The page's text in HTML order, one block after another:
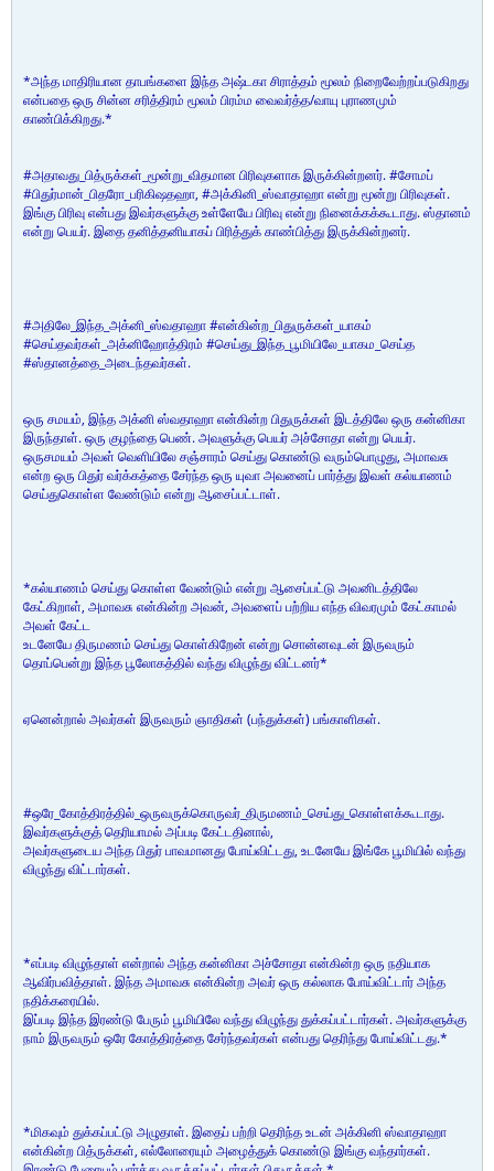
*அந்த மாதிரியான தாபங்களை இந்த அஷ்டகா சிராத்தம் மூலம் நிறைவேற்றப்படுகிறது
என்பதை ஒரு சின்ன சரித்திரம் மூலம் பிரம்ம வைவர்த்த/வாயு புராணமும்
காண்பிக்கிறது.*
#அதாவது_பித்ருக்கள்_மூன்று_விதமான பிரிவுகளாக இருக்கின்றனர். #சோமப்
#பிதுர்மான்_பிதரோ_பரிகிஷதஹா, #அக்கினி_ஸ்வாதாஹா என்று மூன்று பிரிவுகள்.
இங்கு பிரிவு என்பது இவர்களுக்கு உள்ளேயே பிரிவு என்று நினைக்கக்கூடாது. ஸ்தானம்
என்று பெயர். இதை தனித்தனியாகப் பிரித்துக் காண்பித்து இருக்கின்றனர்.
#அதிலே_இந்த_அக்னி_ஸ்வதாஹா #என்கின்ற_பிதுருக்கள்_யாகம்
#செய்தவர்கள்_அக்னிஹோத்திரம் #செய்து_இந்த_பூமியிலே_யாகம_செய்த
#ஸ்தானத்தை_அடைந்தவர்கள்.
ஒரு சமயம், இந்த அக்னி ஸ்வதாஹா என்கின்ற பிதுருக்கள் இடத்திலே ஒரு கன்னிகா
இருந்தாள். ஒரு குழந்தை பெண். அவளுக்கு பெயர் அச்சோதா என்று பெயர்.
ஒருசமயம் அவள் வெளியிலே சஞ்சாரம் செய்து கொண்டு வரும்பொழுது, அமாவசு
என்ற ஒரு பிதுர் வர்க்கத்தை சேர்ந்த ஒரு யுவா அவனைப் பார்த்து இவள் கல்யாணம்
செய்துகொள்ள வேண்டும் என்று ஆசைப்பட்டாள்.
*கல்யாணம் செய்து கொள்ள வேண்டும் என்று ஆசைப்பட்டு அவனிடத்திலே
கேட்கிறாள், அமாவசு என்கின்ற அவன், அவளைப் பற்றிய எந்த விவரமும் கேட்காமல்
அவள் கேட்ட
உடனேயே திருமணம் செய்து கொள்கிறேன் என்று சொன்னவுடன் இருவரும்
தொப்பென்று இந்த பூலோகத்தில் வந்து விழுந்து விட்டனர்*
ஏனென்றால் அவர்கள் இருவரும் ஞாதிகள் (பந்துக்கள்) பங்காளிகள்.
#ஒரே_கோத்திரத்தில்_ஒருவருக்கொருவர்_திருமணம்_செய்து_கொள்ளக்கூடாது.
இவர்களுக்குத் தெரியாமல் அப்படி கேட்டதினால்,
அவர்களுடைய அந்த பிதுர் பாவமானது போய்விட்டது, உடனேயே இங்கே பூமியில் வந்து
விழுந்து விட்டார்கள்.
*எப்படி விழுந்தாள் என்றால் அந்த கன்னிகா அச்சோதா என்கின்ற ஒரு நதியாக
ஆவிர்பவித்தாள். இந்த அமாவசு என்கின்ற அவர் ஒரு கல்லாக போய்விட்டார் அந்த
நதிக்கரையில்.
இப்படி இந்த இரண்டு பேரும் பூமியிலே வந்து விழுந்து துக்கப்பட்டார்கள். அவர்களுக்கு
நாம் இருவரும் ஒரே கோத்திரத்தை சேர்ந்தவர்கள் என்பது தெரிந்து போய்விட்டது.*
*மிகவும் துக்கப்பட்டு அழுதாள். இதைப் பற்றி தெரிந்த உடன் அக்கினி ஸ்வாதாஹா
என்கின்ற பித்ருக்கள், எல்லோரையும் அழைத்துக் கொண்டு இங்கு வந்தார்கள்.